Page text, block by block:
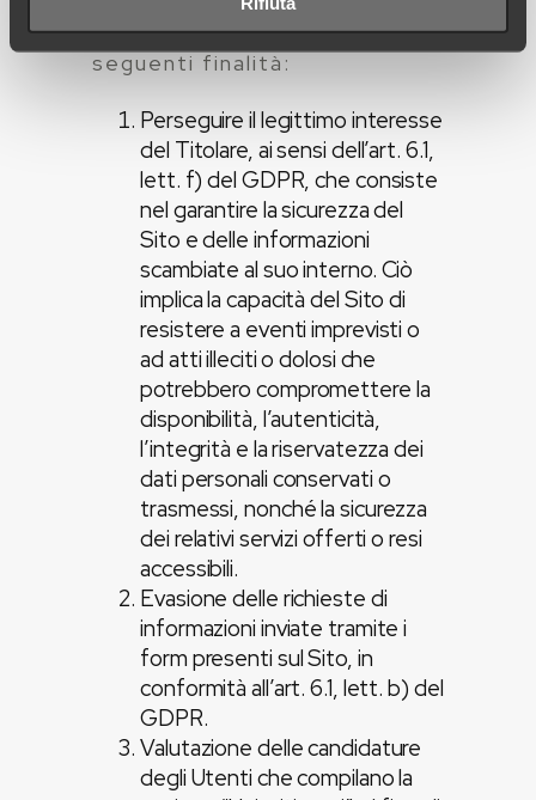
parte del Titolare ha le
seguenti finalità:
Perseguire il legittimo interesse
del Titolare, ai sensi dell’art. 6.1,
lett. f) del GDPR, che consiste
nel garantire la sicurezza del
Sito e delle informazioni
scambiate al suo interno. Ciò
implica la capacità del Sito di
resistere a eventi imprevisti o
ad atti illeciti o dolosi che
potrebbero compromettere la
disponibilità, l’autenticità,
l’integrità e la riservatezza dei
dati personali conservati o
trasmessi, nonché la sicurezza
dei relativi servizi offerti o resi
accessibili.
Evasione delle richieste di
informazioni inviate tramite i
form presenti sul Sito, in
conformità all’art. 6.1, lett. b) del
GDPR.
Valutazione delle candidature
degli Utenti che compilano la